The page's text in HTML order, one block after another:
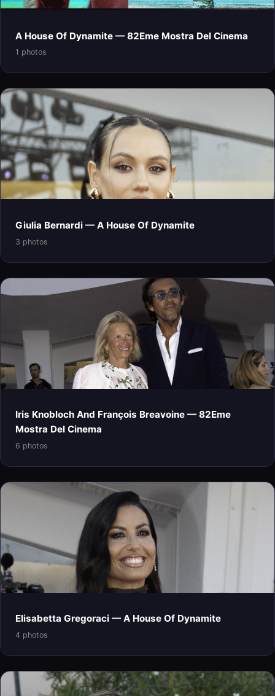
A House Of Dynamite — 82Eme Mostra Del Cinema
1 photos
Giulia Bernardi — A House Of Dynamite
3 photos
Iris Knobloch And François Breavoine — 82Eme
Mostra Del Cinema
6 photos
Elisabetta Gregoraci — A House Of Dynamite
4 photos